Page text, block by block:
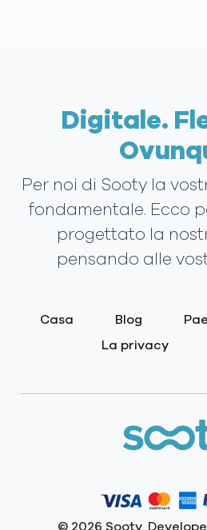
Digitale.
Per noi di Sooty la
fondamentale. Ecco
progettato la
pensando alle
Casa Blog
La privacy
© 2026 Sooty.